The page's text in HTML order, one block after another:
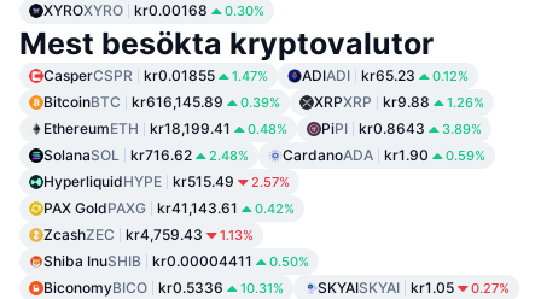
XYROXYRO kr0.00168 0.30%
Mest besökta kryptovalutor
CasperCSPR kr0.01855 1.47% ADIADI kr65.23 0.12%
BitcoinBTC kr616,145.89 0.39% XRPXRP kr9.88 1.26%
EthereumETH kr18,199.41 0.48% PiPI kr0.8643 3.89%
SolanaSOL kr716.62 2.48% CardanoADA kr1.90 0.59%
HyperliquidHYPE kr515.49 2.57%
PAX GoldPAXG kr41,143.61 0.42%
ZcashZEC kr4,759.43 1.13%
Shiba InuSHIB kr0.00004411 0.50%
BiconomyBICO kr0.5336 10.31% SKYAISKYAI kr1.05 0.27%